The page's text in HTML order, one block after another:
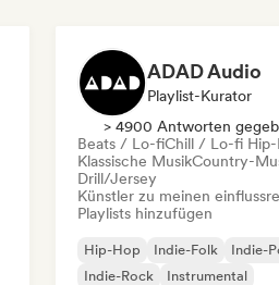
ADAD Audio
Playlist-Kurator
> 4900 Antworten
Beats / Lo-fiChill / Lo-fi Hip-
Klassische MusikCountry-
Drill/Jersey
Künstler zu meinen
Playlists hinzufügen
Hip-Hop Indie-Folk
Indie-
Indie-Rock
Instrumental